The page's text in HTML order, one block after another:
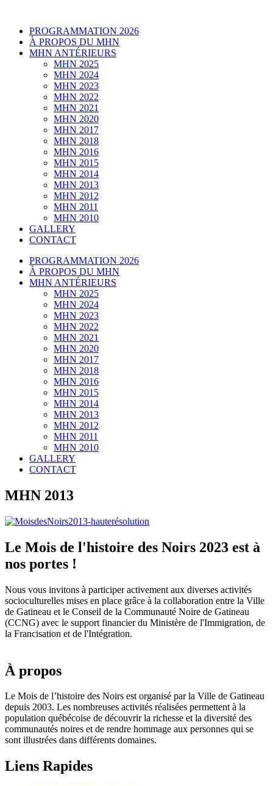
PROGRAMMATION 2026
À PROPOS DU MHN
MHN ANTÉRIEURS
MHN 2025
MHN 2024
MHN 2023
MHN 2022
MHN 2021
MHN 2020
MHN 2017
MHN 2018
MHN 2016
MHN 2015
MHN 2014
MHN 2013
MHN 2012
MHN 2011
MHN 2010
GALLERY
CONTACT
PROGRAMMATION 2026
À PROPOS DU MHN
MHN ANTÉRIEURS
MHN 2025
MHN 2024
MHN 2023
MHN 2022
MHN 2021
MHN 2020
MHN 2017
MHN 2018
MHN 2016
MHN 2015
MHN 2014
MHN 2013
MHN 2012
MHN 2011
MHN 2010
GALLERY
CONTACT
MHN 2013
Le Mois de l'histoire des Noirs 2023 est à
nos portes !
Nous vous invitons à participer activement aux diverses activités
socioculturelles mises en place grâce à la collaboration entre la Ville
de Gatineau et le Conseil de la Communauté Noire de Gatineau
(CCNG) avec le support financier du Ministère de l'Immigration, de
la Francisation et de l'Intégration.
À propos
Le Mois de l’histoire des Noirs est organisé par la Ville de Gatineau
depuis 2003. Les nombreuses activités réalisées permettent à la
population québécoise de découvrir la richesse et la diversité des
communautés noires et de rendre hommage aux personnes qui se
sont illustrées dans différents domaines.
Liens Rapides